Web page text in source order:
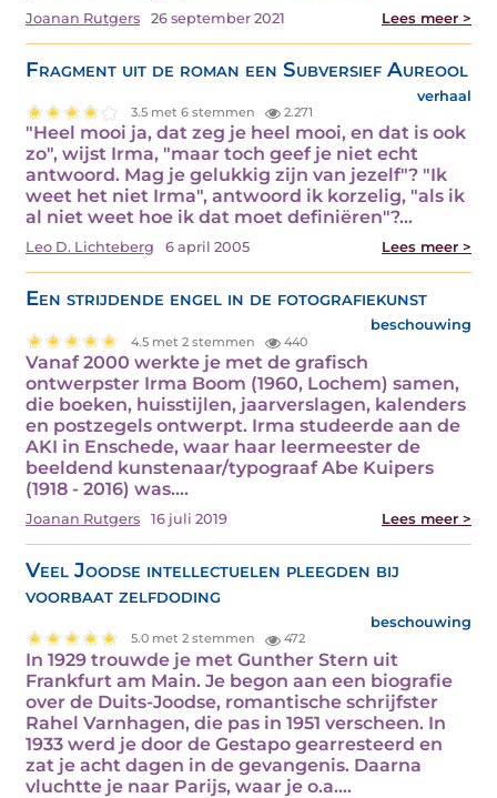
Joanan Rutgers 26 september 2021 Lees meer >
Fragment uit de roman een Subversief Aureool
verhaal
3.5 met 6 stemmen 2.271
"Heel mooi ja, dat zeg je heel mooi, en dat is ook
zo", wijst Irma, "maar toch geef je niet echt
antwoord. Mag je gelukkig zijn van jezelf"? "Ik
weet het niet Irma", antwoord ik korzelig, "als ik
al niet weet hoe ik dat moet definiëren"?…
Leo D. Lichteberg 6 april 2005 Lees meer >
Een strijdende engel in de fotografiekunst
beschouwing
4.5 met 2 stemmen 440
Vanaf 2000 werkte je met de grafisch
ontwerpster Irma Boom (1960, Lochem) samen,
die boeken, huisstijlen, jaarverslagen, kalenders
en postzegels ontwerpt. Irma studeerde aan de
AKI in Enschede, waar haar leermeester de
beeldend kunstenaar/typograaf Abe Kuipers
(1918 - 2016) was.…
Joanan Rutgers 16 juli 2019 Lees meer >
Veel Joodse intellectuelen pleegden bij
voorbaat zelfdoding
beschouwing
5.0 met 2 stemmen 472
In 1929 trouwde je met Gunther Stern uit
Frankfurt am Main. Je begon aan een biografie
over de Duits-Joodse, romantische schrijfster
Rahel Varnhagen, die pas in 1951 verscheen. In
1933 werd je door de Gestapo gearresteerd en
zat je acht dagen in de gevangenis. Daarna
vluchtte je naar Parijs, waar je o.a.…